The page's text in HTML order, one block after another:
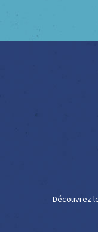
Découvrez